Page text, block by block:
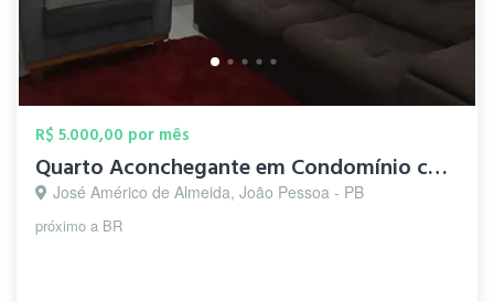
R$ 5.000,00 por mês
Quarto Aconchegante em Condomínio com Pi...
José Américo de Almeida, João Pessoa - PB
próximo a BR